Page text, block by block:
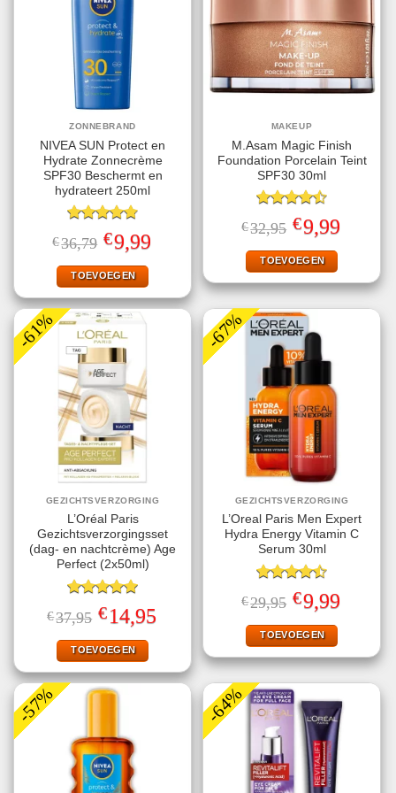
ZONNEBRAND
NIVEA SUN Protect en
Hydrate Zonnecrème
SPF30 Beschermt en
hydrateert 250ml
Gewaardeerd
4.78uit 5
€36,79 Oorspronkelijke
prijs
was:
€36,79.
€9,99Huidige
prijs
TOEVOEGEN
MAKEUP
M.Asam Magic Finish
Foundation Porcelain Teint
SPF30 30ml
Gewaardeerd
4.50uit 5
€32,95 Oorspronkelijke
prijs
was:
€32,95.
€9,99Huidige
prijs
TOEVOEGEN
-61%
GEZICHTSVERZORGING
L’Oréal Paris
Gezichtsverzorgingsset
(dag- en nachtcrème) Age
Perfect (2x50ml)
Gewaardeerd
5.00uit 5
€37,95 Oorspronkelijke
prijs
was:
€37,95.
€14,95prijs
TOEVOEGEN
-67%
GEZICHTSVERZORGING
L’Oreal Paris Men Expert
Hydra Energy Vitamin C
Serum 30ml
Gewaardeerd
4.50uit 5
€29,95 Oorspronkelijke
prijs
was:
€29,95.
€9,99Huidige
prijs
TOEVOEGEN
-57% -64%